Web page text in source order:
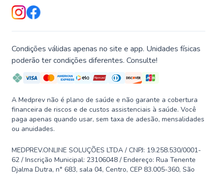
Condições válidas apenas no site e app. Unidades físicas
poderão ter condições diferentes. Consulte!
A Medprev não é plano de saúde e não garante a cobertura
financeira de riscos e de custos assistenciais à saúde. Você
paga apenas quando usar, sem taxa de adesão, mensalidades
ou anuidades.
MEDPREV.ONLINE SOLUÇÕES LTDA / CNPJ: 19.258.530/0001-
62 / Inscrição Municipal: 23106048 / Endereço: Rua Tenente
Djalma Dutra, n° 683, sala 04, Centro, CEP 83.005-360, São